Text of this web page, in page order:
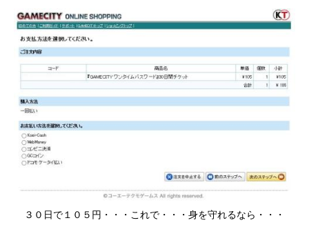
３０日で１０５円・・・これで・・・身を守れるなら・・・